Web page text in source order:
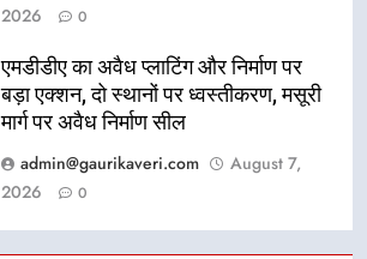
2026
0
एमडीडीए का अवैध प्लाटिंग और निर्माण पर
बड़ा एक्शन, दो स्थानों पर ध्वस्तीकरण, मसूरी
मार्ग पर अवैध निर्माण सील
admin@gaurikaveri.com
August 7,
2026
0